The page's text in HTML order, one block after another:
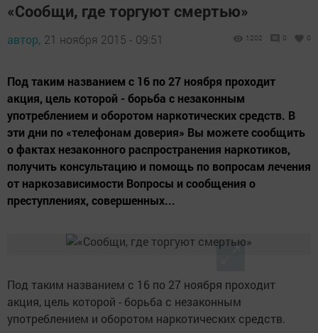
«Сообщи, где торгуют смертью»
автор, 21 ноября 2015 - 09:51 1202 0 0
Под таким названием с 16 по 27 ноября проходит
акция, цель которой - борьба с незаконным
употреблением и оборотом наркотических средств. В
эти дни по «телефонам доверия» Вы можете сообщить
о фактах незаконного распространения наркотиков,
получить консультацию и помощь по вопросам лечения
от наркозависимости Вопросы и сообщения о
преступлениях, совершенных...
Под таким названием с 16 по 27 ноября проходит
акция, цель которой - борьба с незаконным
употреблением и оборотом наркотических средств.